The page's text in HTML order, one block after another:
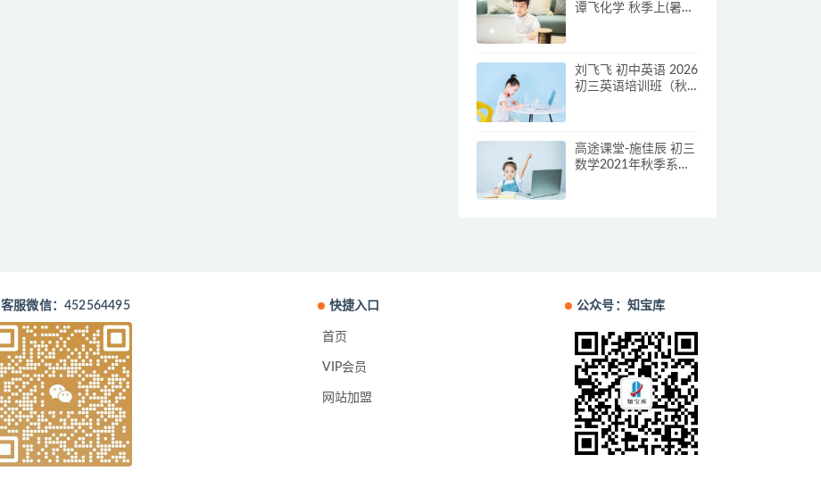
谭飞化学 秋季上(暑假
刘飞飞 初中英语 2026
初三英语培训班（秋
高途课堂-施佳辰 初三
数学2021年秋季系统
客服微信：452564495 快捷入口
首页
VIP会员
网站加盟
公众号：知宝库